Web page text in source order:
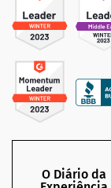
O Diário da